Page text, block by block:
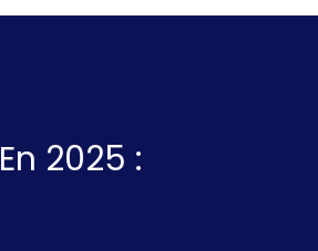
En 2025 :